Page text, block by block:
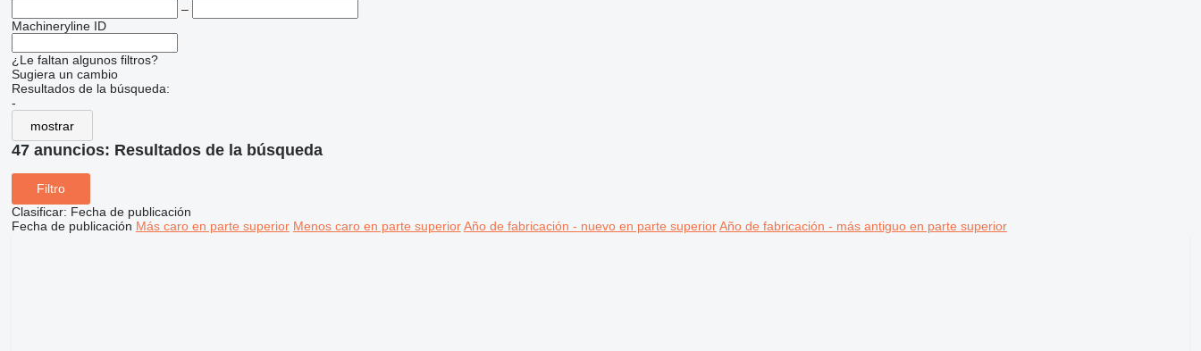
–
Machineryline ID
¿Le faltan algunos filtros?
Sugiera un cambio
Resultados de la búsqueda:
-
mostrar
47 anuncios: Resultados de la búsqueda
Filtro
Clasificar: Fecha de publicación
Fecha de publicación Más caro en parte superior Menos caro en parte superior Año de fabricación - nuevo en parte superior Año de fabricación - más antiguo en parte superior